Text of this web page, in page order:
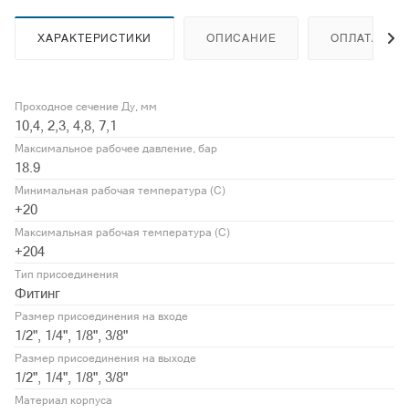
ХАРАКТЕРИСТИКИ ОПИСАНИЕ ОПЛАТА
Проходное сечение Ду, мм
10,4, 2,3, 4,8, 7,1
Максимальное рабочее давление, бар
18.9
Минимальная рабочая температура (С)
+20
Максимальная рабочая температура (С)
+204
Тип присоединения
Фитинг
Размер присоединения на входе
1/2", 1/4", 1/8", 3/8"
Размер присоединения на выходе
1/2", 1/4", 1/8", 3/8"
Материал корпуса